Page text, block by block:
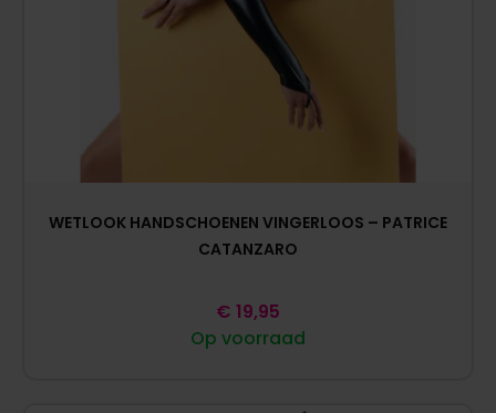
WETLOOK HANDSCHOENEN VINGERLOOS – PATRICE
CATANZARO
Op voorraad
€ 19,95